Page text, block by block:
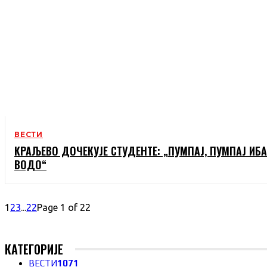
ВЕСТИ
КРАЉЕВО ДОЧЕКУЈЕ СТУДЕНТЕ: „ПУМПАЈ, ПУМПАЈ
ВОДО“
1 23...22Page 1 of 22
КАТЕГОРИЈЕ
ВЕСТИ1071